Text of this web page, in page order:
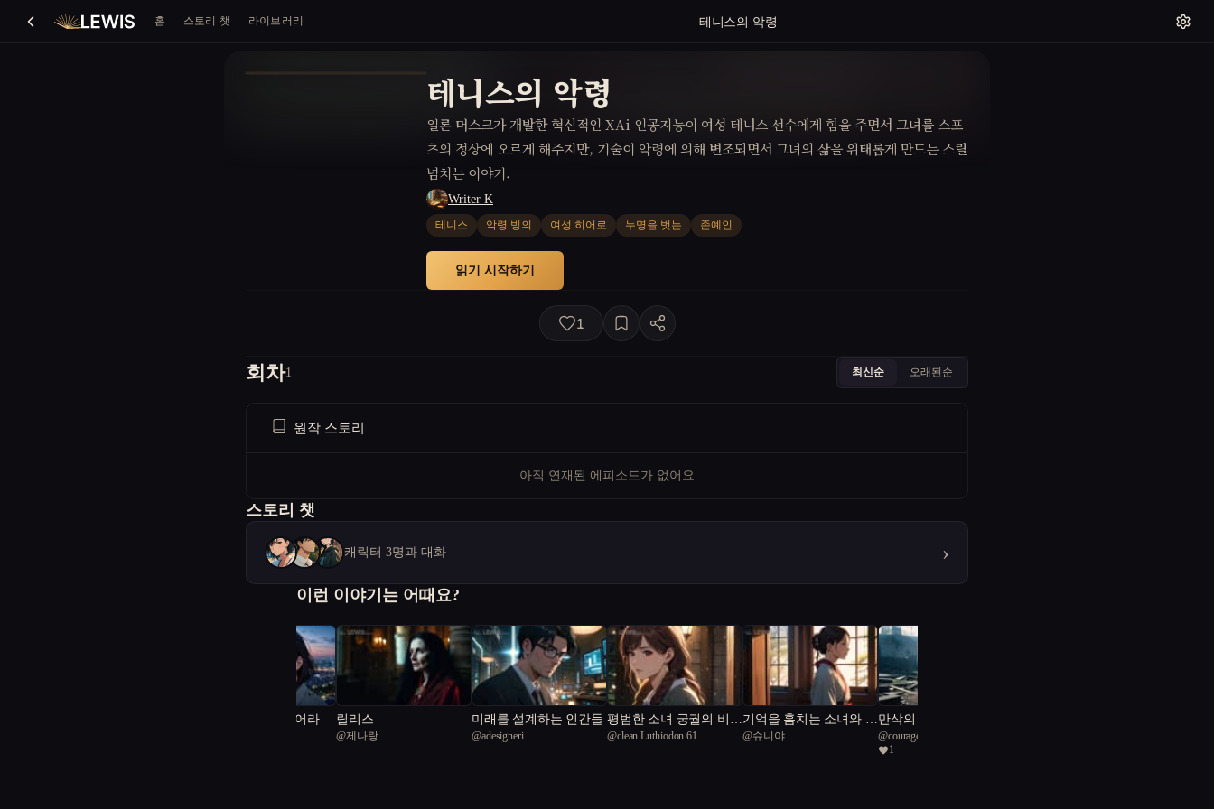
홈 스토리 챗 라이브러리 테니스의 악령
테니스의 악령
일론 머스크가 개발한 혁신적인 XAi 인공지능이 여성 테니스 선수에게 힘을 주면서 그녀를 스포
츠의 정상에 오르게 해주지만, 기술이 악령에 의해 변조되면서 그녀의 삶을 위태롭게 만드는 스릴
넘치는 이야기.
Writer K
테니스 악령 빙의 여성 히어로 누명을 벗는 존예인
읽기 시작하기
1
회차1 최신순 오래된순
원작 스토리
아직 연재된 에피소드가 없어요
스토리 챗
캐릭터 3명과 대화 ›
이런 이야기는 어때요?
비리의 장막을 걷어라 릴리스
@제나랑
미래를 설계하는 인간들
@adesigneri
평범한 소녀 궁궐의 비밀
을 만나다
@clean Luthiodon 61
기억을 훔치는 소녀와 한
옥 학교
@슈니야
만삭의 여고생 좀비 속에
서 첫사랑을 기억하다
@courageous Coral Reef 95
1